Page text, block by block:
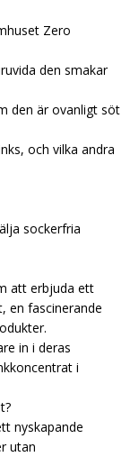
Zero
den smakar
den är ovanligt söt
och vilka andra
sockerfria
att erbjuda ett
en fascinerande
in i deras
i
nyskapande
utan